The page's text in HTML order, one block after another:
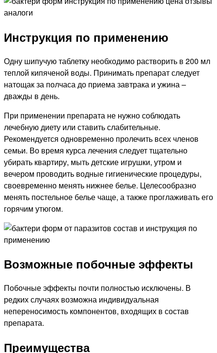
Инструкция по применению
Одну шипучую таблетку необходимо растворить в 200 мл
теплой кипяченой воды. Принимать препарат следует
натощак за полчаса до приема завтрака и ужина –
дважды в день.
При применении препарата не нужно соблюдать
лечебную диету или ставить слабительные.
Рекомендуется одновременно пролечить всех членов
семьи. Во время курса лечения следует тщательно
убирать квартиру, мыть детские игрушки, утром и
вечером проводить водные гигиенические процедуры,
своевременно менять нижнее белье. Целесообразно
менять постельное белье чаще, а также проглаживать его
горячим утюгом.
Возможные побочные эффекты
Побочные эффекты почти полностью исключены. В
редких случаях возможна индивидуальная
непереносимость компонентов, входящих в состав
препарата.
Преимущества